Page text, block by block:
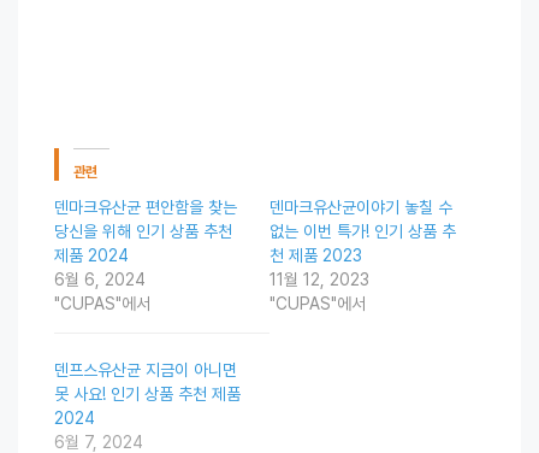
관련
덴마크유산균 편안함을 찾는
당신을 위해 인기 상품 추천
제품 2024
6월 6, 2024
"CUPAS"에서
덴마크유산균이야기 놓칠 수
없는 이번 특가! 인기 상품 추
천 제품 2023
11월 12, 2023
"CUPAS"에서
덴프스유산균 지금이 아니면
못 사요! 인기 상품 추천 제품
2024
6월 7, 2024